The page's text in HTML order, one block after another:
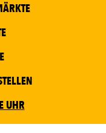
UHR